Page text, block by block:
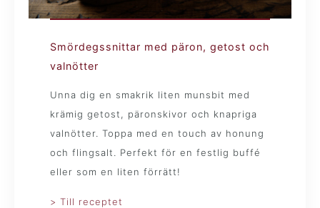
Smördegssnittar med päron, getost och
valnötter
Unna dig en smakrik liten munsbit med
krämig getost, päronskivor och knapriga
valnötter. Toppa med en touch av honung
och flingsalt. Perfekt för en festlig buffé
eller som en liten förrätt!
> Till receptet